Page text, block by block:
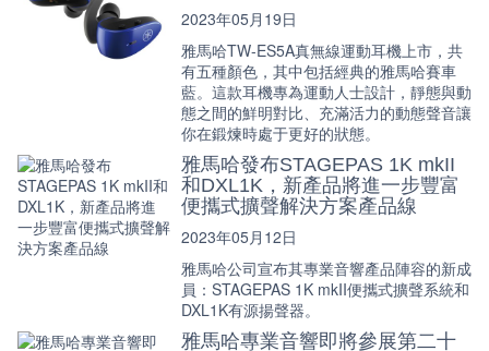
2023年05月19日
雅馬哈TW-ES5A真無線運動耳機上市，共
有五種顏色，其中包括經典的雅馬哈賽車
藍。這款耳機專為運動人士設計，靜態與動
態之間的鮮明對比、充滿活力的動態聲音讓
你在鍛煉時處于更好的狀態。
雅馬哈發布STAGEPAS 1K mkII
和DXL1K，新產品將進一步豐富
便攜式擴聲解決方案產品線
2023年05月12日
雅馬哈公司宣布其專業音響產品陣容的新成
員：STAGEPAS 1K mkII便攜式擴聲系統和
DXL1K有源揚聲器。
雅馬哈專業音響即將參展第二十